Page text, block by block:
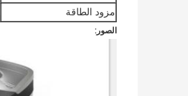
مزود الطاقة
الصور: